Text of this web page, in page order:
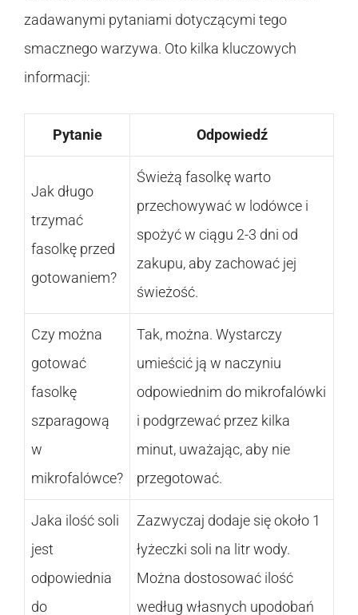
zadawanymi pytaniami dotyczącymi tego
smacznego warzywa. Oto kilka kluczowych
informacji:
Pytanie Odpowiedź
Jak długo
trzymać
fasolkę przed
gotowaniem?
Świeżą fasolkę warto
przechowywać w lodówce i
spożyć w ciągu 2-3 dni od
zakupu, aby zachować jej
świeżość.
Czy można
gotować
fasolkę
szparagową
w
mikrofalówce?
Tak, można. Wystarczy
umieścić ją w naczyniu
odpowiednim do mikrofalówki
i podgrzewać przez kilka
minut, uważając, aby nie
przegotować.
Jaka ilość soli
jest
odpowiednia
do
Zazwyczaj dodaje się około 1
łyżeczki soli na litr wody.
Można dostosować ilość
według własnych upodobań